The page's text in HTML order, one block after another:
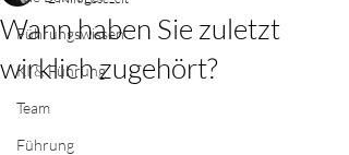
Führungswissen
KI & Führung
Team
Führung
Wann haben Sie zuletzt
wirklich zugehört?